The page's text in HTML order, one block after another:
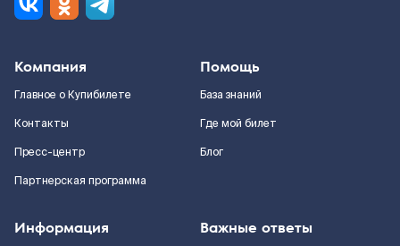
Компания
Главное о Купибилете
Контакты
Пресс-центр
Партнерская программа
Помощь
База знаний
Где мой билет
Блог
Информация Важные ответы